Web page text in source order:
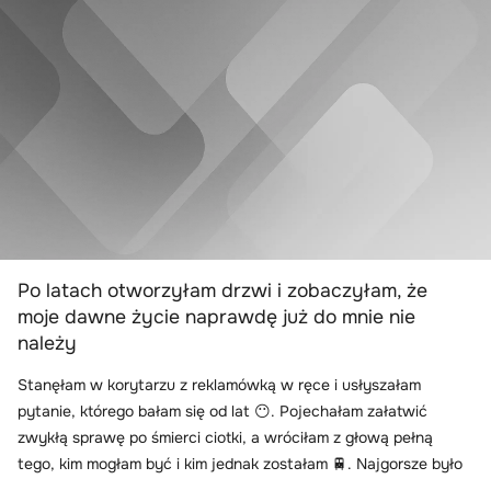
Po latach otworzyłam drzwi i zobaczyłam, że
moje dawne życie naprawdę już do mnie nie
należy
Stanęłam w korytarzu z reklamówką w ręce i usłyszałam
pytanie, którego bałam się od lat 😶. Pojechałam załatwić
zwykłą sprawę po śmierci ciotki, a wróciłam z głową pełną
tego, kim mogłam być i kim jednak zostałam 🚆. Najgorsze było